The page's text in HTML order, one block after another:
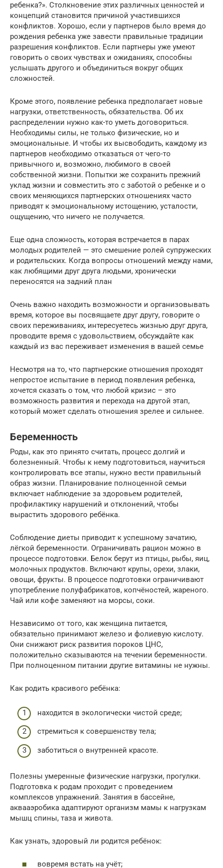
ребенка?». Столкновение этих различных ценностей и
концепций становится причиной участившихся
конфликтов. Хорошо, если у партнеров было время до
рождения ребенка уже завести правильные традиции
разрешения конфликтов. Если партнеры уже умеют
говорить о своих чувствах и ожиданиях, способны
услышать другого и объединиться вокруг общих
сложностей.
Кроме этого, появление ребенка предполагает новые
нагрузки, ответственность, обязательства. Об их
распределении нужно как-то уметь договориться.
Необходимы силы, не только физические, но и
эмоциональные. И чтобы их высвободить, каждому из
партнеров необходимо отказаться от чего-то
привычного и, возможно, любимого в своей
собственной жизни. Попытки же сохранить прежний
уклад жизни и совместить это с заботой о ребенке и о
своих меняющихся партнерских отношениях часто
приводят к эмоциональному истощению, усталости,
ощущению, что ничего не получается.
Еще одна сложность, которая встречается в парах
молодых родителей — это смешение ролей супружеских
и родительских. Когда вопросы отношений между нами,
как любящими друг друга людьми, хронически
переносятся на задний план
Очень важно находить возможности и организовывать
время, которое вы посвящаете друг другу, говорите о
своих переживаниях, интересуетесь жизнью друг друга,
проводите время с удовольствием, обсуждайте как
каждый из вас переживает изменения в вашей семье
Несмотря на то, что партнерские отношения проходят
непростое испытание в период появления ребенка,
хочется сказать о том, что любой кризис – это
возможность развития и перехода на другой этап,
который может сделать отношения зрелее и сильнее.
Беременность
Роды, как это принято считать, процесс долгий и
болезненный. Чтобы к нему подготовиться, научиться
контролировать все этапы, нужно вести правильный
образ жизни. Планирование полноценной семьи
включает наблюдение за здоровьем родителей,
профилактику нарушений и отклонений, чтобы
вырастить здорового ребёнка.
Соблюдение диеты приводит к успешному зачатию,
лёгкой беременности. Ограничивать рацион можно в
процессе подготовки. Белок берут из птицы, рыбы, яиц,
молочных продуктов. Включают крупы, орехи, злаки,
овощи, фрукты. В процессе подготовки ограничивают
употребление полуфабрикатов, копчёностей, жареного.
Чай или кофе заменяют на морсы, соки.
Независимо от того, как женщина питается,
обязательно принимают железо и фолиевую кислоту.
Они снижают риск развития пороков ЦНС,
положительно сказываются на течении беременности.
При полноценном питании другие витамины не нужны.
Как родить красивого ребёнка:
находится в экологически чистой среде;
стремиться к совершенству тела;
заботиться о внутренней красоте.
Полезны умеренные физические нагрузки, прогулки.
Подготовка к родам проходит с проведением
комплексов упражнений. Занятия в бассейне,
аквааэробика адаптируют организм мамы к нагрузкам
мышц спины, таза и живота.
Как узнать, здоровый ли родится ребёнок:
вовремя встать на учёт;